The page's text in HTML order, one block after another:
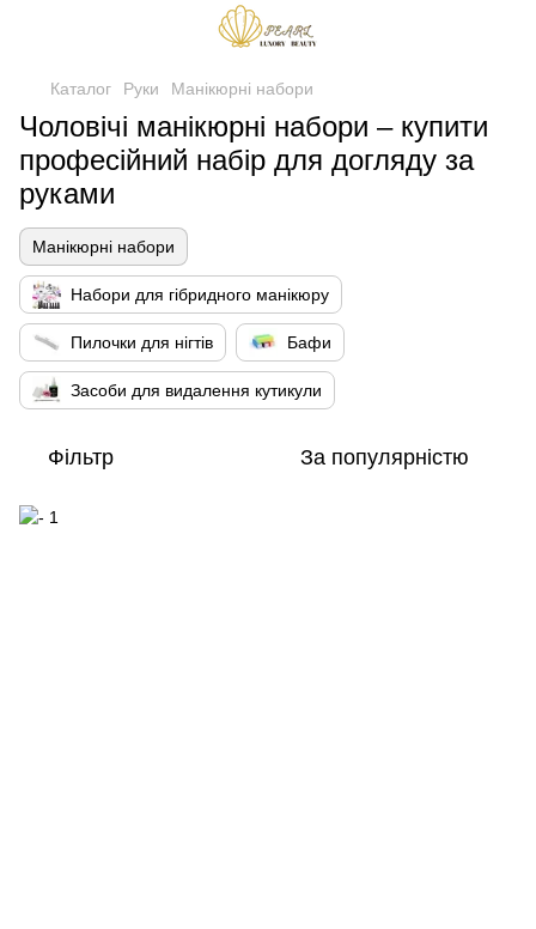
Каталог Руки Манікюрні набори
Чоловічі манікюрні набори – купити
професійний набір для догляду за
руками
Манікюрні набори
Набори для гібридного манікюру
Пилочки для нігтів Бафи
Засоби для видалення кутикули
Фільтр За популярністю